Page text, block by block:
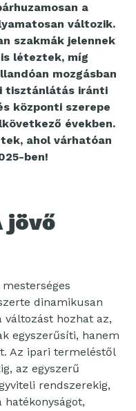
a
változik.
szakmák jelennek
léteztek, míg
mozgásban
tisztánlátás iránti
központi szerepe
években.
ahol várhatóan
ben!
jövő
dinamikusan
változást hozhat az,
egyszerűsíti, hanem
Az ipari termeléstől
az egyszerű
rendszerekig,
hatékonyságot,